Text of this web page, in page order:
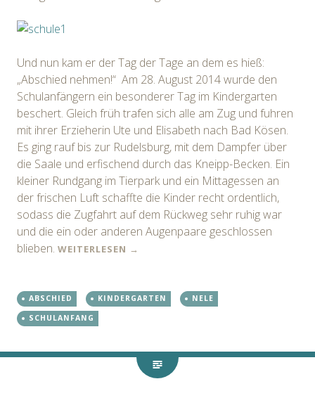
Und nun kam er der Tag der Tage an dem es hieß:
„Abschied nehmen!“ Am 28. August 2014 wurde den
Schulanfängern ein besonderer Tag im Kindergarten
beschert. Gleich früh trafen sich alle am Zug und fuhren
mit ihrer Erzieherin Ute und Elisabeth nach Bad Kösen.
Es ging rauf bis zur Rudelsburg, mit dem Dampfer über
die Saale und erfischend durch das Kneipp-Becken. Ein
kleiner Rundgang im Tierpark und ein Mittagessen an
der frischen Luft schaffte die Kinder recht ordentlich,
sodass die Zugfahrt auf dem Rückweg sehr ruhig war
und die ein oder anderen Augenpaare geschlossen
blieben. WEITERLESEN →
ABSCHIED KINDERGARTEN
NELE
SCHULANFANG